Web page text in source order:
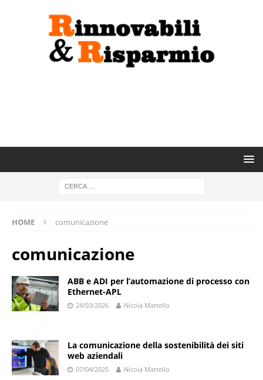
HOME comunicazione
comunicazione
ABB e ADI per l’automazione di processo con
Ethernet-APL
24/03/2026 Nicola Martello
La comunicazione della sostenibilità dei siti
web aziendali
07/04/2025 Nicola Martello